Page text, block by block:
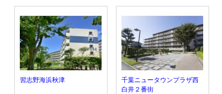
習志野海浜秋津
千葉ニュータウンプラザ西
白井２番街